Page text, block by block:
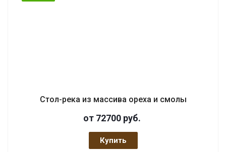
Стол-река из массива ореха и смолы
от 72700 руб.
Купить